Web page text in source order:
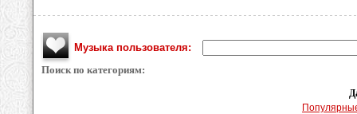
Музыка пользователя:
Поиск по категориям: